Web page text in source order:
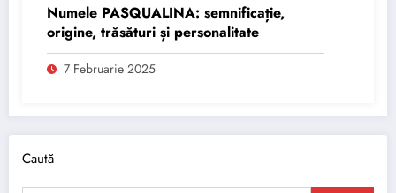
Numele PASQUALINA: semnificație,
origine, trăsături și personalitate
7 Februarie 2025
Caută